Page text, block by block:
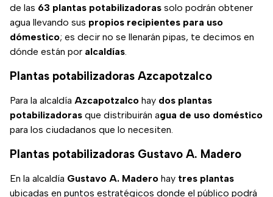
de las 63 plantas potabilizadoras solo podrán obtener
agua llevando sus propios recipientes para uso
dómestico; es decir no se llenarán pipas, te decimos en
dónde están por alcaldías.
Plantas potabilizadoras Azcapotzalco
Para la alcaldía Azcapotzalco hay dos plantas
potabilizadoras que distribuirán agua de uso doméstico
para los ciudadanos que lo necesiten.
Plantas potabilizadoras Gustavo A. Madero
En la alcaldía Gustavo A. Madero hay tres plantas
ubicadas en puntos estratégicos donde el público podrá